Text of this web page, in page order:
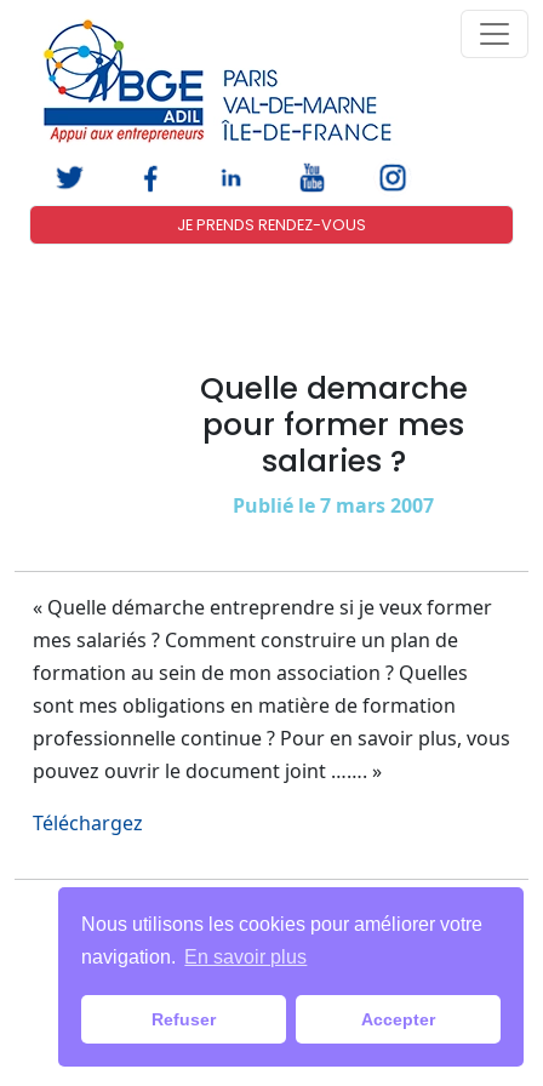
JE PRENDS RENDEZ-VOUS
Quelle demarche
pour former mes
salaries ?
Publié le 7 mars 2007
« Quelle démarche entreprendre si je veux former
mes salariés ? Comment construire un plan de
formation au sein de mon association ? Quelles
sont mes obligations en matière de formation
professionnelle continue ? Pour en savoir plus, vous
pouvez ouvrir le document joint ……. »
Téléchargez
Paiements|Mentions légales| Tous droits
réservés
Nous utilisons les cookies pour améliorer votre
navigation.
En savoir plus
Refuser Accepter